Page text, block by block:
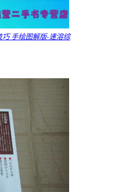
巧 手绘图解版-速溶综